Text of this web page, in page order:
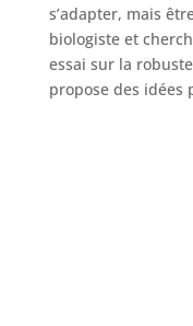
s’adapter, mais
biologiste et
essai sur la
propose des idées